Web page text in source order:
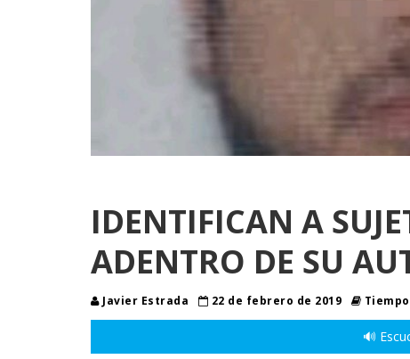
IDENTIFICAN A
ADENTRO DE SU
Javier Estrada 22 de febrero de 2019
🔊